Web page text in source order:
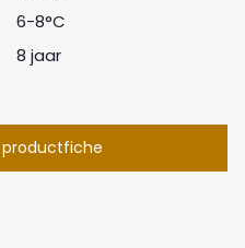
6-8°C
8 jaar
productfiche